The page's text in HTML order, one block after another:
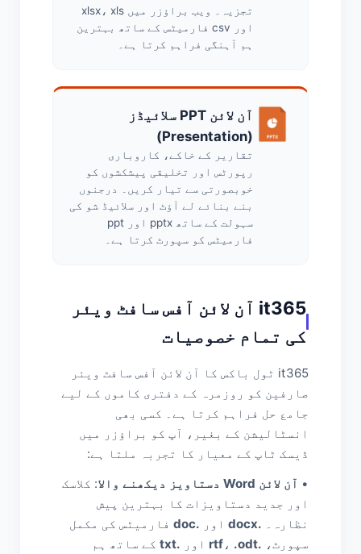
تجزیہ۔ ویب براؤزر میں xlsx، xls
اور csv فارمیٹس کے ساتھ بہترین
ہم آہنگی فراہم کرتا ہے۔
آن لائن PPT سلائیڈز
(Presentation)
تقاریر کے خاکے، کاروباری
رپورٹس اور تخلیقی پیشکشوں کو
خوبصورتی سے تیار کریں۔ درجنوں
بنے بنائے لے آؤٹ اور سلائیڈ شو کی
سہولت کے ساتھ pptx اور ppt
فارمیٹس کو سپورٹ کرتا ہے۔
it365 آن لائن آفس سافٹ ویئر
کی تمام خصوصیات
it365 ٹول باکس کا آن لائن آفس سافٹ ویئر
صارفین کو روزمرہ کے دفتری کاموں کے لیے
جامع حل فراہم کرتا ہے۔ کسی بھی
انسٹالیشن کے بغیر، آپ کو براؤزر میں
ڈیسک ٹاپ کے معیار کا تجربہ ملتا ہے:
• آن لائن Word دستاویز دیکھنے والا
: کلاسک
اور جدید دستاویزات کا بہترین پیش
نظارہ۔ .docx اور .doc
فارمیٹس کی مکمل
سپورٹ، .rtf ، .odt اور .txt
کے ساتھ ہم